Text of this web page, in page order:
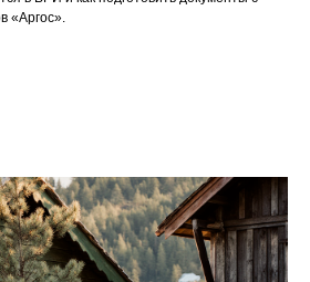
«Аргос».